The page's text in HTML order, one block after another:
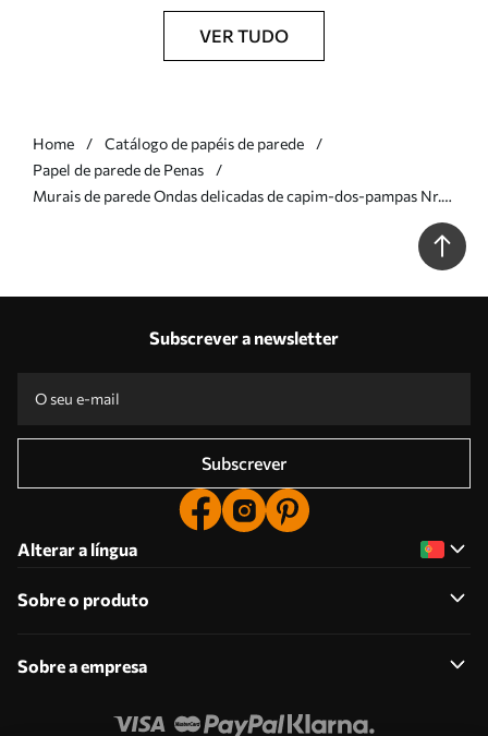
VER TUDO
Home
Catálogo de papéis de parede
Papel de parede de Penas
Murais de parede Ondas delicadas de capim-dos-pampas Nr.
Subscrever a newsletter
Subscrever
Alterar a língua
Sobre o produto
Sobre a empresa